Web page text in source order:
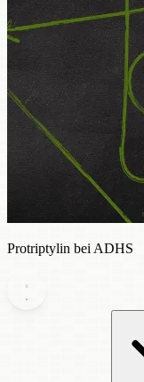
Protriptylin bei ADHS